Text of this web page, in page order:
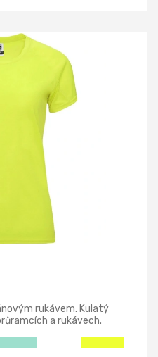
rukávem. Kulatý
a rukávech.